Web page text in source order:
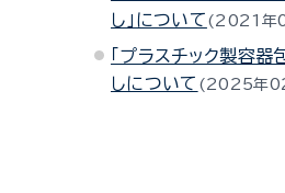
し」について
2021年
「プラスチック製容器
しについて
2025年